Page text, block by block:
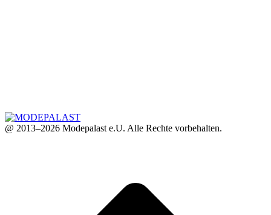
@ 2013–2026 Modepalast e.U. Alle Rechte vorbehalten.